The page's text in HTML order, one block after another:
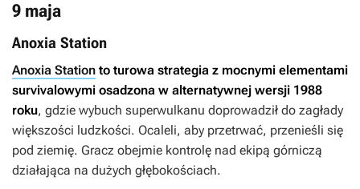
9 maja
Anoxia Station
Anoxia Station to turowa strategia z mocnymi elementami
survivalowymi osadzona w alternatywnej wersji 1988
roku, gdzie wybuch superwulkanu doprowadził do zagłady
większości ludzkości. Ocaleli, aby przetrwać, przenieśli się
pod ziemię. Gracz obejmie kontrolę nad ekipą górniczą
działająca na dużych głębokościach.